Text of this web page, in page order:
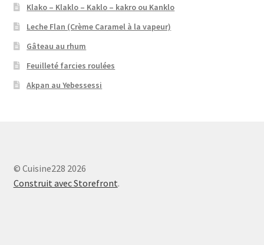
Klako – Klaklo – Kaklo – kakro ou Kanklo
Leche Flan (Crème Caramel à la vapeur)
Gâteau au rhum
Feuilleté farcies roulées
Akpan au Yebessessi
© Cuisine228 2026
Construit avec Storefront.